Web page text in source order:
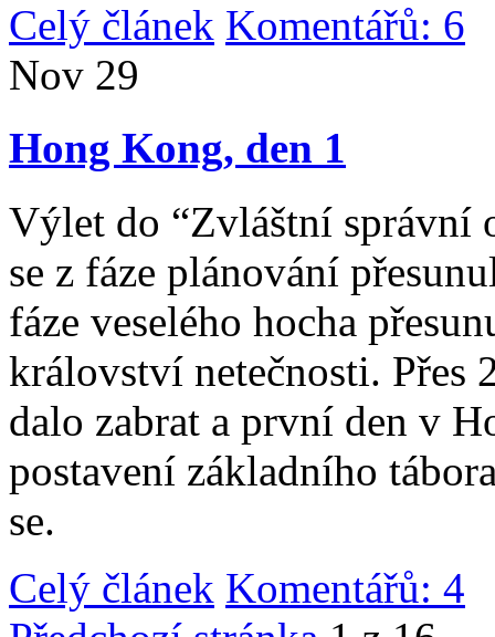
Celý článek Komentářů: 6
Nov 29
Hong Kong, den 1
Výlet do “Zvláštní správní
se z fáze plánování
fáze veselého hocha
království netečnosti. Přes
dalo zabrat a první den v
postavení základního
se.
Celý článek Komentářů: 4